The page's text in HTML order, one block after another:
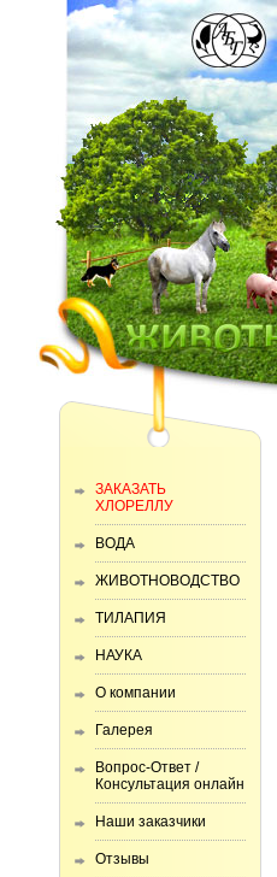
ЗАКАЗАТЬ
ХЛОРЕЛЛУ
ВОДА
ЖИВОТНОВОДСТВО
ТИЛАПИЯ
НАУКА
О компании
Галерея
Вопрос-Ответ /
Консультация онлайн
Наши заказчики
Отзывы